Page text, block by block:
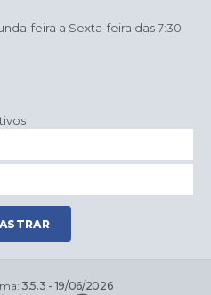
feira a Sexta-feira das 7:30
3.5.3 - 19/06/2026